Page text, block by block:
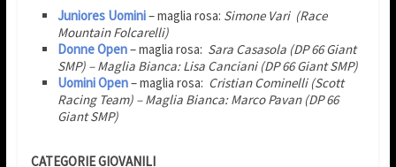
Juniores Uomini– maglia rosa: Simone Vari (Race
Mountain Folcarelli)
Donne Open– maglia rosa: Sara Casasola (DP 66 Giant
SMP) – Maglia Bianca: Lisa Canciani (DP 66 Giant SMP)
Uomini Open– maglia rosa: Cristian Cominelli (Scott
Racing Team) – Maglia Bianca: Marco Pavan (DP 66
Giant SMP)
CATEGORIE GIOVANILI